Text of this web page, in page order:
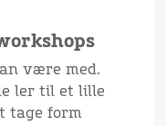
være med.
ler til et lille
tage form